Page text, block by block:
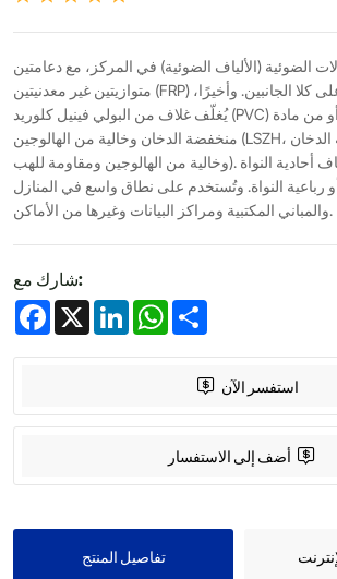
الضوئية (الألياف الضوئية) في المركز، مع دعامتين
متوازيتين غير معدنيتين (FRP) أو دعامة معدنية على كلا الجانبين. وأخيرًا،
يُغلّف غلاف من البولي فينيل كلوريد (PVC) الأسود أو الملون، أو من مادة
منخفضة الدخان وخالية من الهالوجين (LSZH، وهي مادة منخفضة الدخان
وخالية من الهالوجين ومقاومة للهب). أكثرها شيوعًا هي الألياف أحادية النواة
أو رباعية النواة. وتُستخدم على نطاق واسع في المنازل
والمباني المكتبية ومراكز البيانات وغيرها من الأماكن.
شارك مع:
Facebook
X LinkedInWhatsApp
استفسر الآن
أضف إلى الاستفسار
تفاصيل المنتج